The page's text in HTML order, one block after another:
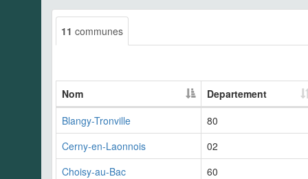
11 communes
Nom
Departement
Blangy-Tronville
80
Cerny-en-Laonnois
02
Choisy-au-Bac
60